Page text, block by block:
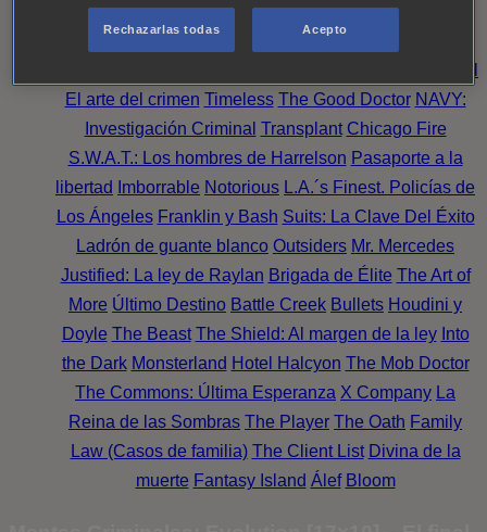
Noche Wild Bill Mentes Criminales Candice Renoir
Annika
El arte del crimen Timeless The Good Doctor NAVY:
Investigación Criminal Transplant Chicago Fire
S.W.A.T.: Los hombres de Harrelson Pasaporte a la
libertad
Imborrable Notorious L.A.´s Finest. Policías de
Los Ángeles Franklin y Bash Suits: La Clave Del Éxito
Ladrón de guante blanco Outsiders Mr. Mercedes
Justified: La ley de Raylan Brigada de Élite The Art of
More Último Destino Battle Creek Bullets Houdini y
Doyle The Beast The Shield: Al margen de la ley Into
the Dark Monsterland Hotel Halcyon The Mob Doctor
The Commons: Última Esperanza X Company La
Reina de las Sombras The Player The Oath Family
Law (Casos de familia) The Client List Divina de la
muerte Fantasy Island Álef Bloom
Rechazarlas todas Acepto